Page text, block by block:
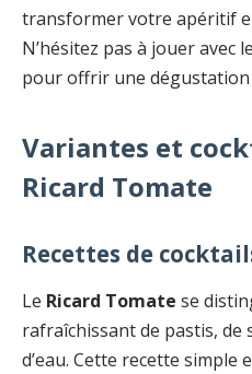
transformer votre apéritif
N’hésitez pas à jouer avec
pour offrir une
Variantes et
Ricard Tomate
Recettes de
Le Ricard Tomate se
rafraîchissant de pastis, de
d’eau. Cette recette simple